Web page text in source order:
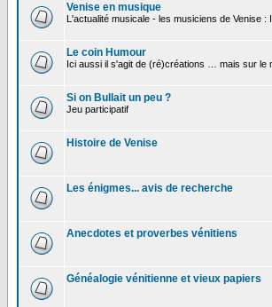
Venise en musique
L'actualité musicale - les musiciens de Venise :
Le coin Humour
Ici aussi il s'agit de (ré)créations … mais sur le
Si on Bullait un peu ?
Jeu participatif
Histoire de Venise
Les énigmes... avis de recherche
Anecdotes et proverbes vénitiens
Généalogie vénitienne et vieux papiers